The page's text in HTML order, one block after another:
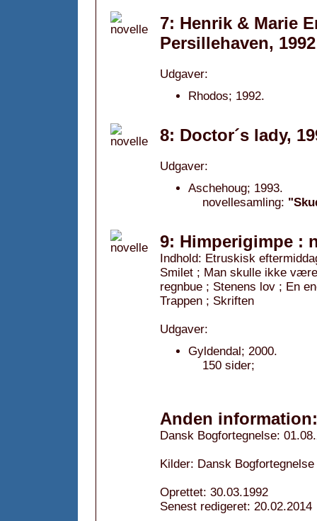
7: Henrik & Marie
Persillehaven, 1992
Udgaver:
Rhodos; 1992.
8: Doctor´s lady,
Udgaver:
Aschehoug; 1993.
novellesamling:
9: Himperigimpe :
Indhold: Etruskisk
Smilet ; Man skulle ikke
regnbue ; Stenens lov ; En
Trappen ; Skriften
Udgaver:
Gyldendal; 2000.
150 sider;
Anden information:
Dansk Bogfortegnelse:
Kilder: Dansk
Oprettet: 30.03.1992
Senest redigeret: 20.02.2014